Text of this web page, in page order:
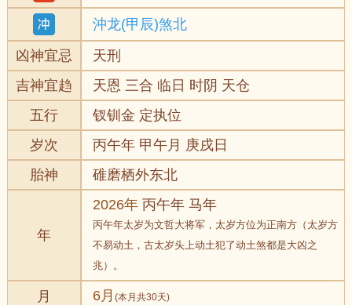
沖龙(甲辰)煞北
凶神宜忌
天刑
吉神宜趋
天恩 三合 临日 时阴 天仓
五行
钗钏金 定执位
岁次
丙午年 甲午月 庚戌日
胎神
碓磨栖外东北
年
2026年 丙午年 马年
丙午年太岁为文哲大将军，太岁方位为正南方（太岁方
不易动土，古太岁头上动土犯了动土煞都是大凶之
兆）。
月 6月(本月共30天)